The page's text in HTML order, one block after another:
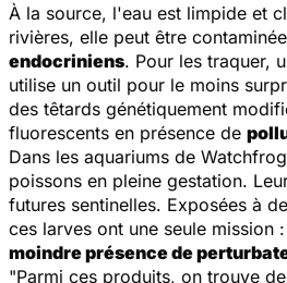
À la source, l'eau est limpide et
rivières, elle peut être
endocriniens. Pour les traquer,
utilise un outil pour le moins
des têtards génétiquement
fluorescents en présence de
Dans les aquariums de
poissons en pleine gestation.
futures sentinelles. Exposées à
ces larves ont une seule mission :
moindre présence de
"Parmi ces produits, on trouve